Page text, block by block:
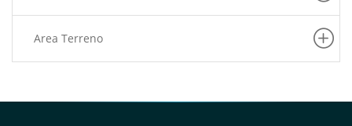
Area Terreno